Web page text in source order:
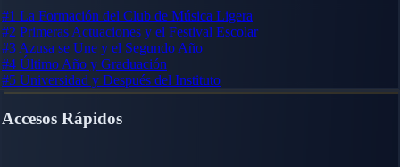
#1 La Formación del Club de Música Ligera
#2 Primeras Actuaciones y el Festival Escolar
#3 Azusa se Une y el Segundo Año
#4 Último Año y Graduación
#5 Universidad y Después del Instituto
Accesos Rápidos